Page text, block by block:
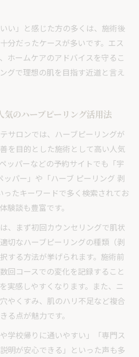
い」と感じた方の多くは、施術後
分だったケースが多いです。エス
ホームケアのアドバイスを守るこ
グで理想の肌を目指す近道と言え
気のハーブピーリング活用法
サロンでは、ハーブピーリングが
を目的とした施術として高い人気
ッパーなどの予約サイトでも「宇
ッパー」や「ハーブ ピーリング 剥
ったキーワードで多く検索されてお
験談も豊富です。
、まず初回カウンセリングで肌状
切なハーブピーリングの種類（剥
する方法が挙げられます。施術前
回コースでの変化を記録すること
実感しやすくなります。また、ニ
やくすみ、肌のハリ不足など複合
る点が魅力です。
学校帰りに通いやすい」「専門ス
明が安心できる」といった声も多